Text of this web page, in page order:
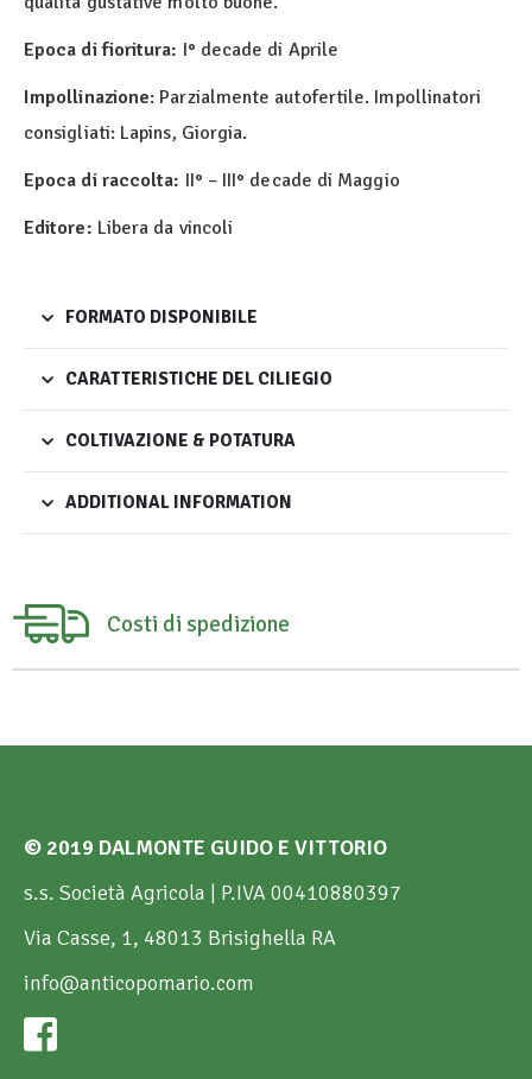
Epoca di fioritura: I° decade di Aprile
Impollinazione: Parzialmente autofertile. Impollinatori
consigliati: Lapins, Giorgia.
Epoca di raccolta: II° – III° decade di Maggio
Editore: Libera da vincoli
FORMATO DISPONIBILE
CARATTERISTICHE DEL CILIEGIO
COLTIVAZIONE & POTATURA
ADDITIONAL INFORMATION
Costi di spedizione
© 2019 DALMONTE GUIDO E VITTORIO
s.s. Società Agricola | P.IVA 00410880397
Via Casse, 1, 48013 Brisighella RA
info@anticopomario.com